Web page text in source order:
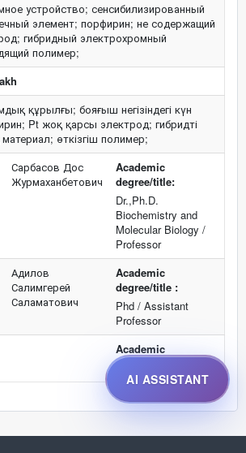
устройство; сенсибилизированный
элемент; порфирин; не содержащий
гибридный электрохромный
полимер;
құрылғы; бояғыш негізіндегі күн
Pt жоқ қарсы электрод; гибридті
өткізгіш полимер;
Сарбасов Дос
Журмаханбетович
Academic
degree/title:
Dr.,Ph.D.
Biochemistry and
Molecular Biology /
Professor
Адилов
Салимгерей
Саламатович
Academic
degree/title :
Phd / Assistant
Professor
Academic
degree/title:
AI ASSISTANT